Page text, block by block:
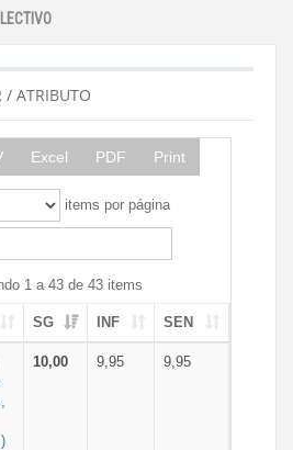
/ ATRIBUTO
Excel PDF Print
items por página
1 a 43 de 43 items
SG INF SEN
10,00 9,95 9,95